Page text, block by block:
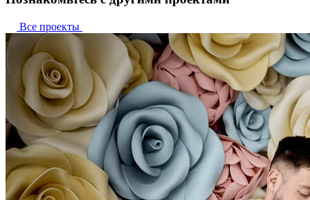
Все проекты